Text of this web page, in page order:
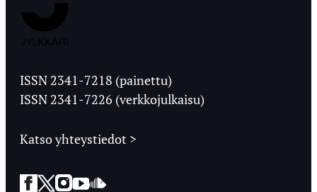
Ylioppilaslehti
ISSN 2341-7218 (painettu)
ISSN 2341-7226 (verkkojulkaisu)
Katso yhteystiedot >
Facebook
Twitter
Instagram
YouTube
SoundCloud